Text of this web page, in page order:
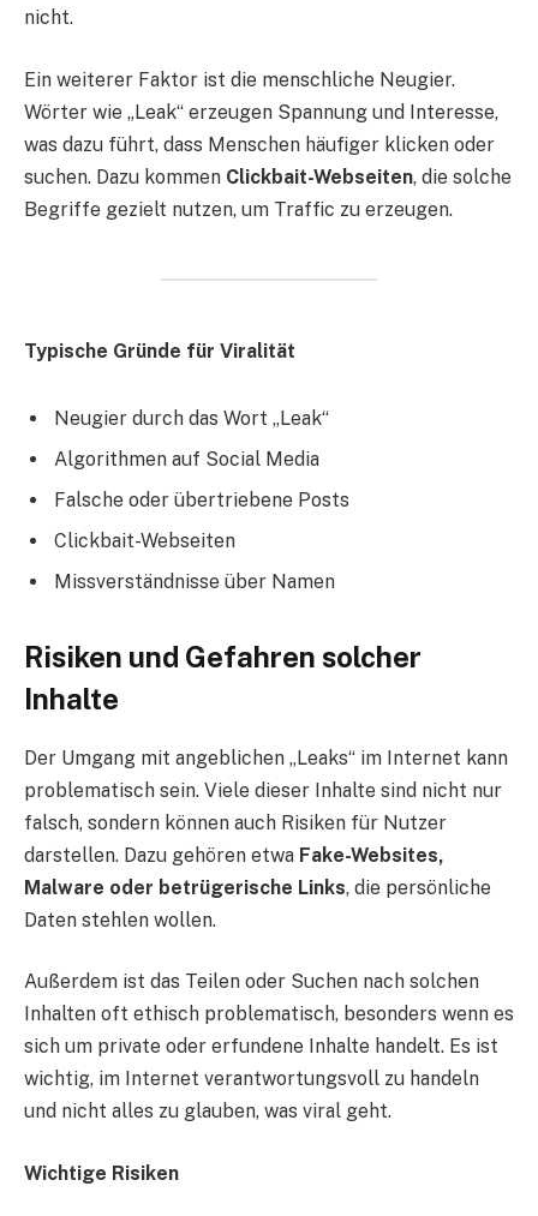
nicht.
Ein weiterer Faktor ist die menschliche Neugier.
Wörter wie „Leak“ erzeugen Spannung und Interesse,
was dazu führt, dass Menschen häufiger klicken oder
suchen. Dazu kommen Clickbait-Webseiten, die solche
Begriffe gezielt nutzen, um Traffic zu erzeugen.
Typische Gründe für Viralität
Neugier durch das Wort „Leak“
Algorithmen auf Social Media
Falsche oder übertriebene Posts
Clickbait-Webseiten
Missverständnisse über Namen
Risiken und Gefahren solcher
Inhalte
Der Umgang mit angeblichen „Leaks“ im Internet kann
problematisch sein. Viele dieser Inhalte sind nicht nur
falsch, sondern können auch Risiken für Nutzer
darstellen. Dazu gehören etwa Fake-Websites,
Malware oder betrügerische Links, die persönliche
Daten stehlen wollen.
Außerdem ist das Teilen oder Suchen nach solchen
Inhalten oft ethisch problematisch, besonders wenn es
sich um private oder erfundene Inhalte handelt. Es ist
wichtig, im Internet verantwortungsvoll zu handeln
und nicht alles zu glauben, was viral geht.
Wichtige Risiken